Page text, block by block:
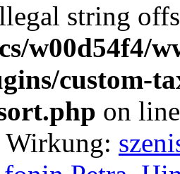
string
w00d54f4/
custom-
on
Wirkung: